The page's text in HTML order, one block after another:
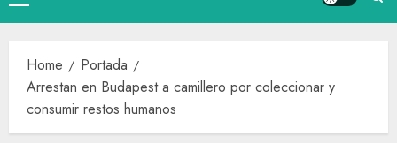
Home
Portada
Arrestan en Budapest a camillero por coleccionar y
consumir restos humanos